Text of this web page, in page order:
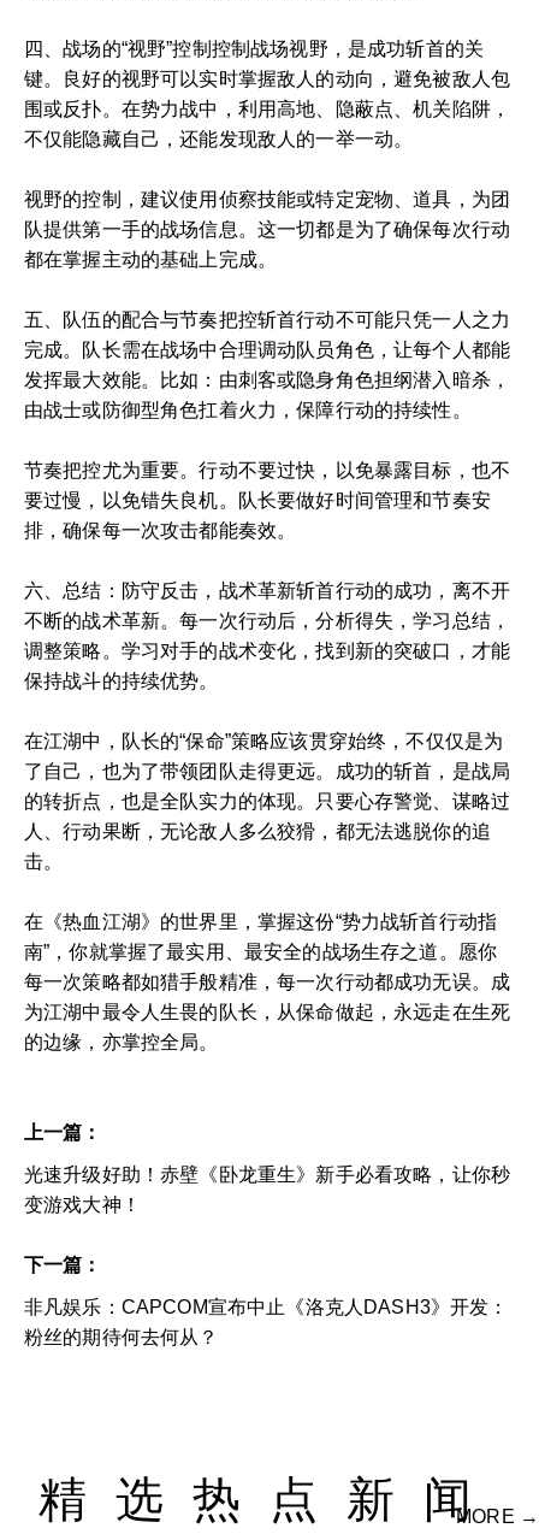
四、战场的“视野”控制控制战场视野，是成功斩首的关
键。良好的视野可以实时掌握敌人的动向，避免被敌人包
围或反扑。在势力战中，利用高地、隐蔽点、机关陷阱，
不仅能隐藏自己，还能发现敌人的一举一动。
视野的控制，建议使用侦察技能或特定宠物、道具，为团
队提供第一手的战场信息。这一切都是为了确保每次行动
都在掌握主动的基础上完成。
五、队伍的配合与节奏把控斩首行动不可能只凭一人之力
完成。队长需在战场中合理调动队员角色，让每个人都能
发挥最大效能。比如：由刺客或隐身角色担纲潜入暗杀，
由战士或防御型角色扛着火力，保障行动的持续性。
节奏把控尤为重要。行动不要过快，以免暴露目标，也不
要过慢，以免错失良机。队长要做好时间管理和节奏安
排，确保每一次攻击都能奏效。
六、总结：防守反击，战术革新斩首行动的成功，离不开
不断的战术革新。每一次行动后，分析得失，学习总结，
调整策略。学习对手的战术变化，找到新的突破口，才能
保持战斗的持续优势。
在江湖中，队长的“保命”策略应该贯穿始终，不仅仅是为
了自己，也为了带领团队走得更远。成功的斩首，是战局
的转折点，也是全队实力的体现。只要心存警觉、谋略过
人、行动果断，无论敌人多么狡猾，都无法逃脱你的追
击。
在《热血江湖》的世界里，掌握这份“势力战斩首行动指
南”，你就掌握了最实用、最安全的战场生存之道。愿你
每一次策略都如猎手般精准，每一次行动都成功无误。成
为江湖中最令人生畏的队长，从保命做起，永远走在生死
的边缘，亦掌控全局。
上一篇：
光速升级好助！赤壁《卧龙重生》新手必看攻略，让你秒
变游戏大神！
下一篇：
非凡娱乐：CAPCOM宣布中止《洛克人DASH3》开发：
粉丝的期待何去何从？
精选热点新闻
MORE →